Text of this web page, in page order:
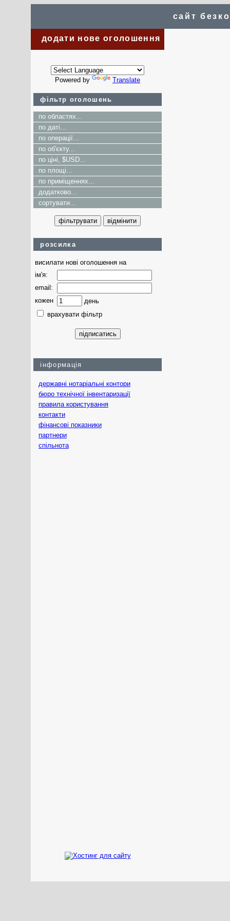
сайт
додати нове оголошення
Powered by Translate
фільтр оголошень
по областях...
по даті...
по операції...
по об'єкту...
по ціні, $USD...
по площі...
по приміщеннях...
додатково...
сортувати...
розсилка
висилати нові оголошення на
ім'я:
email:
кожен
день
врахувати фільтр
інформація
державні нотаріальні контори
бюро технічної інвентаризації
правила користування
контакти
фінансові показники
партнери
спільнота